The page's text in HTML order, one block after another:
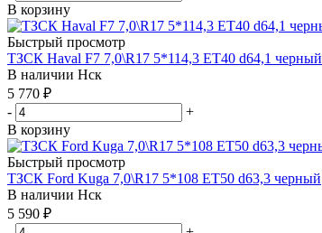
В корзину
Быстрый просмотр
ТЗСК Haval F7 7,0\R17 5*114,3 ET40 d64,1 черный
В наличии Нск
5 770 ₽
-
+
В корзину
Быстрый просмотр
ТЗСК Ford Kuga 7,0\R17 5*108 ET50 d63,3 черный
В наличии Нск
5 590 ₽